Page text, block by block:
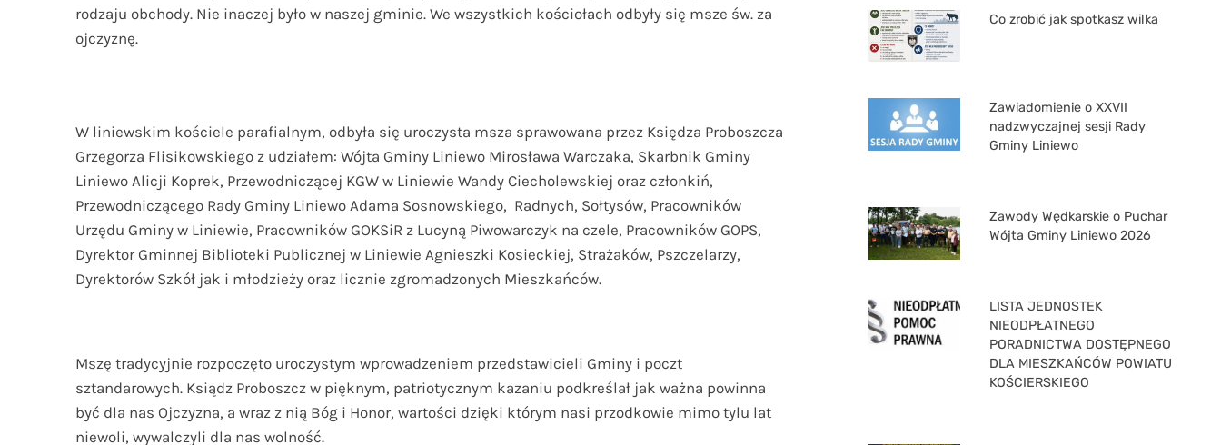
rodzaju obchody. Nie inaczej było w naszej gminie. We wszystkich kościołach odbyły się msze św. za
ojczyznę.
W liniewskim kościele parafialnym, odbyła się uroczysta msza sprawowana przez Księdza Proboszcza
Grzegorza Flisikowskiego z udziałem: Wójta Gminy Liniewo Mirosława Warczaka, Skarbnik Gminy
Liniewo Alicji Koprek, Przewodniczącej KGW w Liniewie Wandy Ciecholewskiej oraz członkiń,
Przewodniczącego Rady Gminy Liniewo Adama Sosnowskiego, Radnych, Sołtysów, Pracowników
Urzędu Gminy w Liniewie, Pracowników GOKSiR z Lucyną Piwowarczyk na czele, Pracowników GOPS,
Dyrektor Gminnej Biblioteki Publicznej w Liniewie Agnieszki Kosieckiej, Strażaków, Pszczelarzy,
Dyrektorów Szkół jak i młodzieży oraz licznie zgromadzonych Mieszkańców.
Mszę tradycyjnie rozpoczęto uroczystym wprowadzeniem przedstawicieli Gminy i poczt
sztandarowych. Ksiądz Proboszcz w pięknym, patriotycznym kazaniu podkreślał jak ważna powinna
być dla nas Ojczyzna, a wraz z nią Bóg i Honor, wartości dzięki którym nasi przodkowie mimo tylu lat
niewoli, wywalczyli dla nas wolność.
Co zrobić jak spotkasz wilka
Zawiadomienie o XXVII
nadzwyczajnej sesji Rady
Gminy Liniewo
Zawody Wędkarskie o Puchar
Wójta Gminy Liniewo 2026
LISTA JEDNOSTEK
NIEODPŁATNEGO
PORADNICTWA DOSTĘPNEGO
DLA MIESZKAŃCÓW POWIATU
KOŚCIERSKIEGO